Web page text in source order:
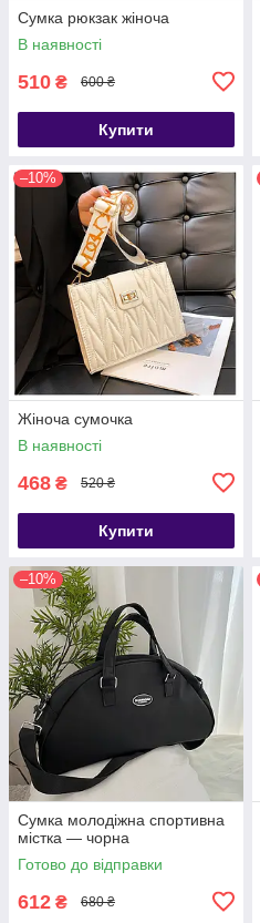
Сумка рюкзак жіноча
В наявності
510 ₴ 600 ₴
Купити
–10%
Жіноча сумочка
В наявності
468 ₴ 520 ₴
Купити
–10%
Сумка молодіжна спортивна
містка — чорна
Готово до відправки
612 ₴ 680 ₴